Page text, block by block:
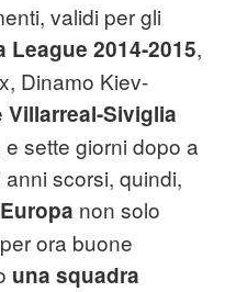
validi per gli
2014-2015,
Dinamo Kiev-
Villarreal-Siviglia
sette giorni dopo a
scorsi, quindi,
non solo
ora buone
una squadra